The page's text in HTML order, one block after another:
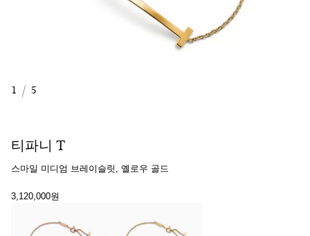
1 / 5
티파니 T
스마일 미디엄 브레이슬릿, 옐로우 골드
3,120,000원